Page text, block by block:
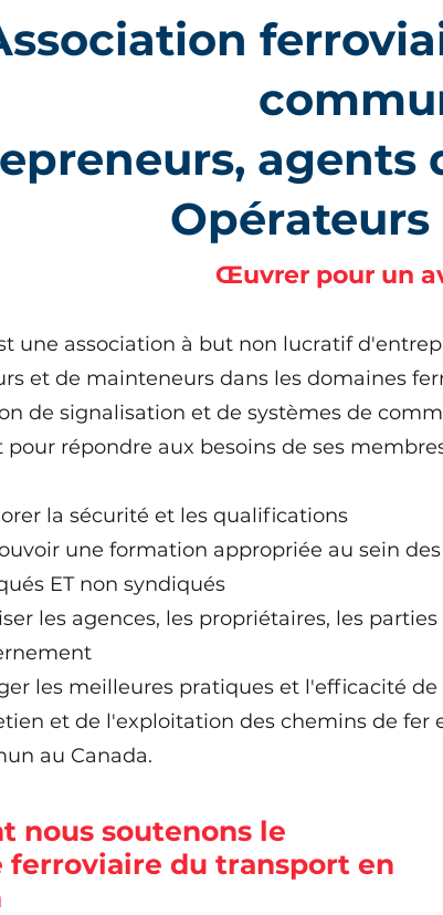
Œuvrer pour un
une association à but non lucratif
et de mainteneurs dans les domaines
de signalisation et de systèmes de
pour répondre aux besoins de ses
la sécurité et les qualifications
une formation appropriée au sein
ET non syndiqués
les agences, les propriétaires, les
les meilleures pratiques et l'efficacité
et de l'exploitation des chemins de fer
au Canada.
nous soutenons le
ferroviaire du transport en